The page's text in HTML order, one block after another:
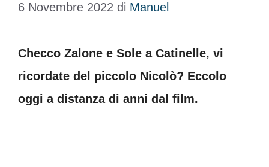
6 Novembre 2022 di Manuel
Checco Zalone e Sole a Catinelle, vi
ricordate del piccolo Nicolò? Eccolo
oggi a distanza di anni dal film.